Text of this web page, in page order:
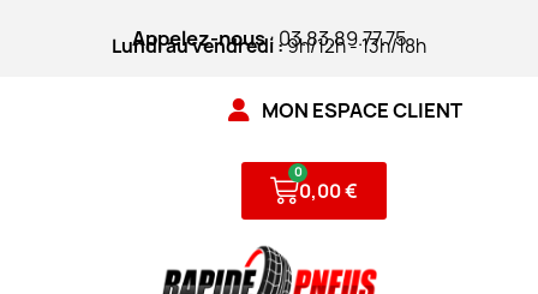
Appelez-nous: 03.83.89.77.75
Lundi au vendredi :9h/12h - 13h/18h
MON ESPACE CLIENT
0,00 €